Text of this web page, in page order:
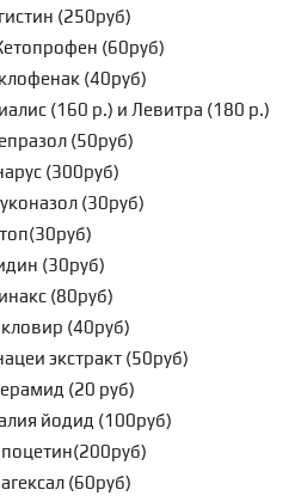
(250руб)
(60руб)
(40руб)
(160 р.) и Левитра (180 р.)
(50руб)
(300руб)
(30руб)
(30руб)
(80руб)
(40руб)
экстракт (50руб)
(20 руб)
йодид (100руб)
(60руб)